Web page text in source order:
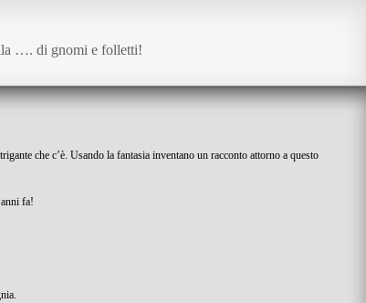
…. di gnomi e folletti!
che c’è. Usando la fantasia inventano un racconto attorno a questo
fa!